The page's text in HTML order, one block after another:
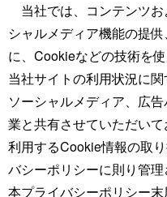
当社では、コンテンツ
シャルメディア機能の提
に、Cookieなどの技術を
当社サイトの利用状況に
ソーシャルメディア、広
業と共有させていただい
利用するCookie情報の取
バシーポリシーに則り管
本プライバシーポリシー